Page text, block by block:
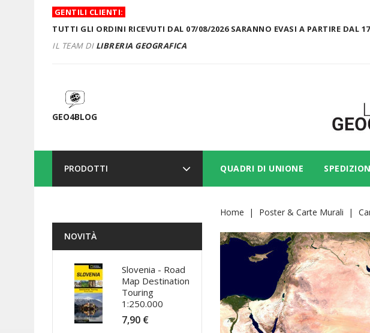
GENTILI CLIENTI:
TUTTI GLI ORDINI RICEVUTI DAL 07/08/2026 SARANNO EVASI A PARTIRE DAL
IL TEAM DI LIBRERIA GEOGRAFICA
GEO4BLOG
QUADRI DI UNIONE
PRODOTTI
NOVITÀ
Slovenia - Road
Map Destination
Touring
1:250.000
7,90 €
Home Poster & Carte Murali